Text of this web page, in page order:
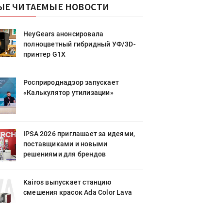
ЧИТАЕМЫЕ НОВОСТИ
HeyGears анонсировала
полноцветный гибридный УФ/3D-
принтер G1X
Росприроднадзор запускает
«Калькулятор утилизации»
IPSA 2026 приглашает за идеями,
поставщиками и новыми
решениями для брендов
Kairos выпускает станцию
смешения красок Ada Color Lava